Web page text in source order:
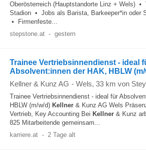
Oberösterreich (Hauptstandorte Linz + Wels) •
Stadion • Jobs als Barista, Barkeeper*in oder
• Firmenfeste...
stepstone.at - gestern
Trainee Vertriebsinnendienst - ideal
Absolvent:innen der HAK, HBLW
Kellner & Kunz AG - Wels, 33 km von
Trainee Vertriebsinnendienst - ideal für
HBLW (m/w/d) Kellner & Kunz AG Wels
Vertrieb, Key Accounting Bei Kellner & Kunz
825 Mitarbeitende gemeinsam...
karriere.at - 2 Tage alt